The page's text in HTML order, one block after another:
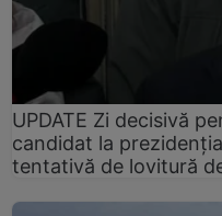
UPDATE Zi decisivă
candidat la
tentativă de lovitură